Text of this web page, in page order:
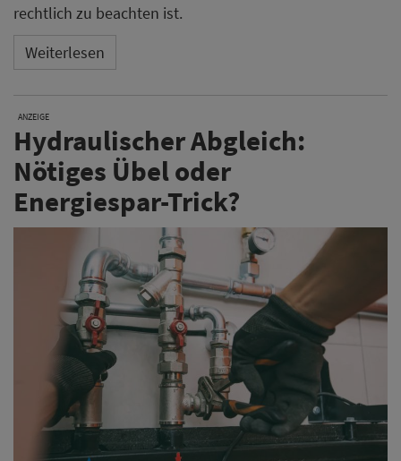
rechtlich zu beachten ist.
Weiterlesen
ANZEIGE
Hydraulischer Abgleich:
Nötiges Übel oder
Energiespar-Trick?